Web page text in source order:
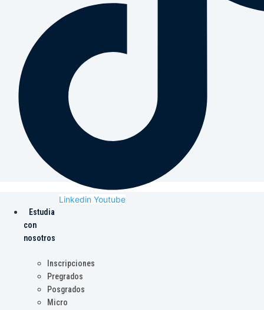
Linkedin Youtube
Estudia
con
nosotros
Inscripciones
Pregrados
Posgrados
Micro